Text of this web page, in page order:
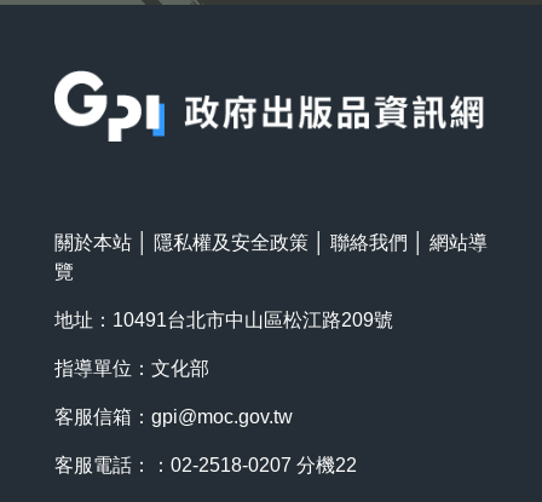
關於本站 隱私權及安全政策 聯絡我們
網站導
覽
地址：10491台北市中山區松江路209號
指導單位：文化部
客服信箱： gpi@moc.gov.tw
客服電話：：02-2518-0207 分機22